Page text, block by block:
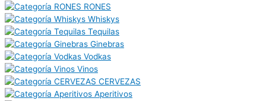
RONES
Whiskys
Tequilas
Ginebras
Vodkas
Vinos
CERVEZAS
Aperitivos